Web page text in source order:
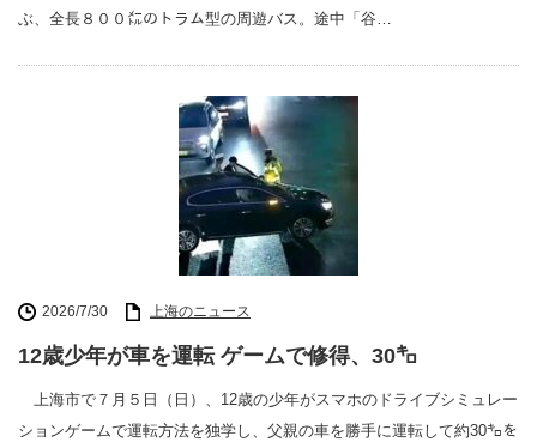
ぶ、全長８００㍍のトラム型の周遊バス。途中「谷…
2026/7/30 上海のニュース
12歳少年が車を運転 ゲームで修得、30㌔
上海市で７月５日（日）、12歳の少年がスマホのドライブシミュレー
ションゲームで運転方法を独学し、父親の車を勝手に運転して約30㌔を